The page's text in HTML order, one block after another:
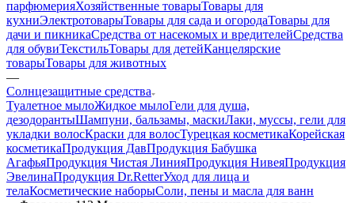
парфюмерияХозяйственные товарыТовары для
кухниЭлектротоварыТовары для сада и огородаТовары для
дачи и пикникаСредства от насекомых и вредителейСредства
для обувиТекстильТовары для детейКанцелярские
товарыТовары для животных
—
Солнцезащитные средства
Туалетное мылоЖидкое мылоГели для душа,
дезодорантыШампуни, бальзамы, маскиЛаки, муссы, гели для
укладки волосКраски для волосТурецкая косметикаКорейская
косметикаПродукция ДавПродукция Бабушка
АгафьяПродукция Чистая ЛинияПродукция НивеяПродукция
ЭвелинаПродукция Dr.RetterУход для лица и
телаКосметические наборыСоли, пены и масла для ванн